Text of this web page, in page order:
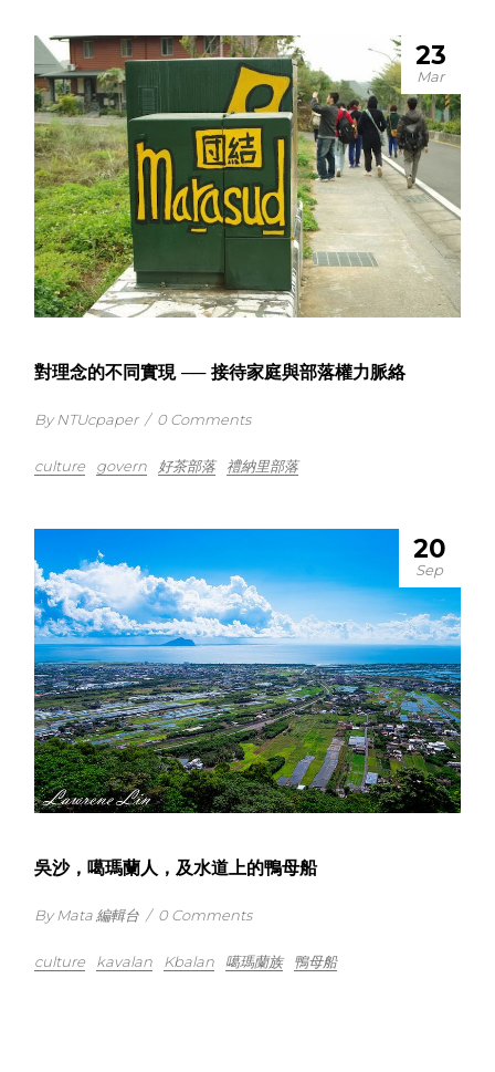
23
Mar
對理念的不同實現 ── 接待家庭與部落權力脈絡
By NTUcpaper / 0 Comments
culture govern 好茶部落 禮納里部落
20
Sep
吳沙，噶瑪蘭人，及水道上的鴨母船
By Mata 編輯台 / 0 Comments
culture kavalan Kbalan 噶瑪蘭族 鴨母船